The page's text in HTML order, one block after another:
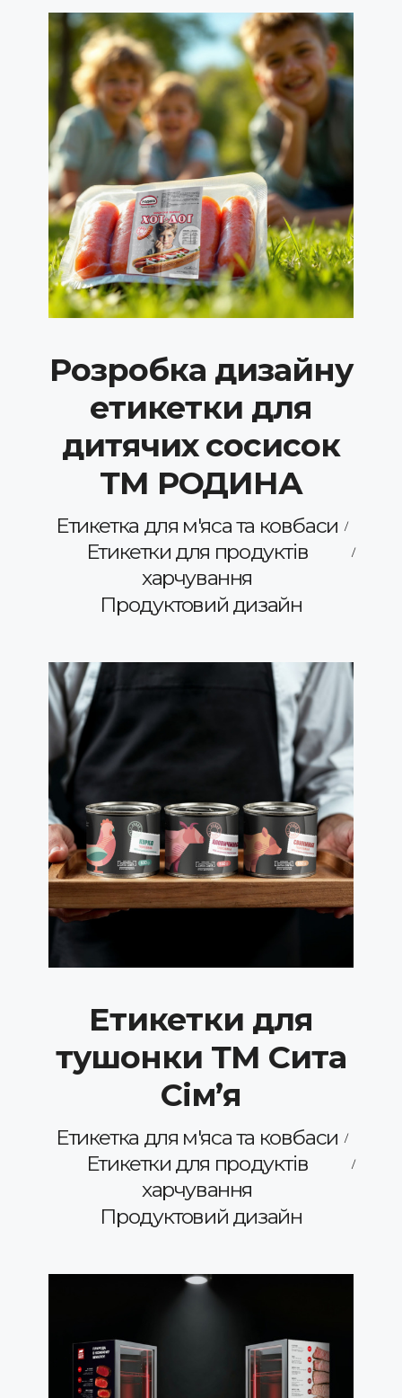
Розробка дизайну
етикетки для
дитячих сосисок
ТМ РОДИНА
Етикетка для м'яса та ковбаси
Етикетки для продуктів
харчування
Продуктовий дизайн
Етикетки для
тушонки ТМ Сита
Сімʼя
Етикетка для м'яса та ковбаси
Етикетки для продуктів
харчування
Продуктовий дизайн